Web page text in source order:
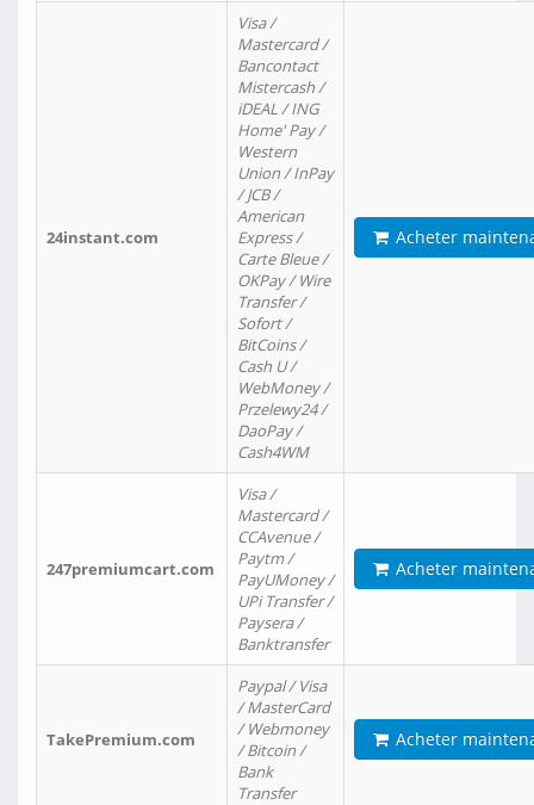
24instant.com
Visa /
Mastercard /
Bancontact
Mistercash /
iDEAL / ING
Home' Pay /
Western
Union / InPay
/ JCB /
American
Express /
Carte Bleue /
OKPay / Wire
Transfer /
Sofort /
BitCoins /
Cash U /
WebMoney /
Przelewy24 /
DaoPay /
Cash4WM
Acheter
247premiumcart.com
Visa /
Mastercard /
CCAvenue /
Paytm /
PayUMoney /
UPi Transfer /
Paysera /
Banktransfer
Acheter
TakePremium.com
Paypal / Visa
/ MasterCard
/ Webmoney
/ Bitcoin /
Bank
Transfer
Acheter